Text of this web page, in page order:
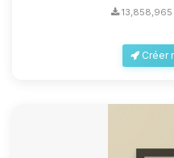
13,858,965
Créer